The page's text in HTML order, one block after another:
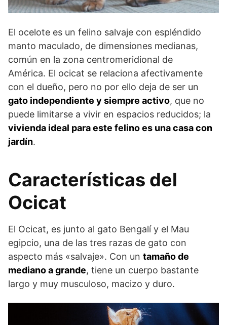
El ocelote es un felino salvaje con espléndido
manto maculado, de dimensiones medianas,
común en la zona centromeridional de
América. El ocicat se relaciona afectivamente
con el dueño, pero no por ello deja de ser un
gato independiente y siempre activo, que no
puede limitarse a vivir en espacios reducidos; la
vivienda ideal para este felino es una casa con
jardín.
Características del
Ocicat
El Ocicat, es junto al gato Bengalí y el Mau
egipcio, una de las tres razas de gato con
aspecto más «salvaje». Con un tamaño de
mediano a grande, tiene un cuerpo bastante
largo y muy musculoso, macizo y duro.